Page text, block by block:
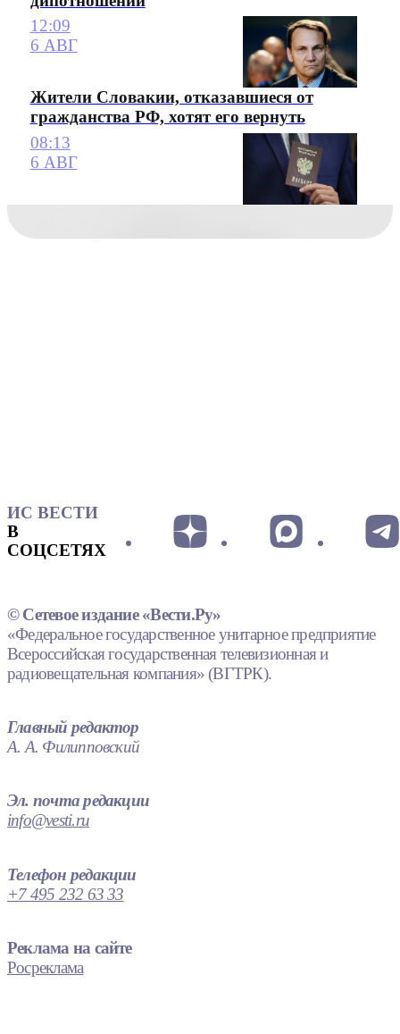
12:09
6 АВГ
Жители Словакии, отказавшиеся от
гражданства РФ, хотят его вернуть
08:13
6 АВГ
ИС ВЕСТИ
В
СОЦСЕТЯХ
© Сетевое издание «Вести.Ру»
«Федеральное государственное унитарное предприятие
Всероссийская государственная телевизионная и
радиовещательная компания» (ВГТРК).
Главный редактор
А. А. Филипповский
Эл. почта редакции
info@vesti.ru
Телефон редакции
+7 495 232 63 33
Реклама на сайте
Росреклама